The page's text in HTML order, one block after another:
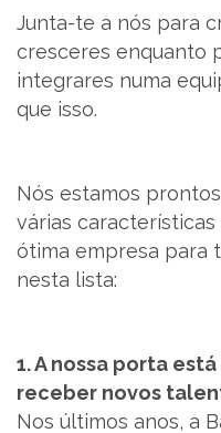
LIVRO DE
PT
Junta-te a nós para
cresceres enquanto
integrares numa
que isso.
Nós estamos
várias
ótima empresa para
nesta lista:
1. A nossa porta
receber novos
Nos últimos anos, a